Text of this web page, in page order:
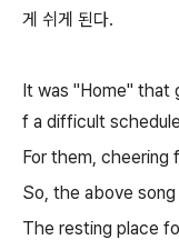
게 쉬게 된다.
It was "Home" that
f a difficult
For them, cheering
So, the above
The resting place